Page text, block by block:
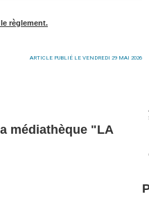
règlement.
ARTICLE PUBLIÉ LE VENDREDI 29 MAI 2026
médiathèque "LA